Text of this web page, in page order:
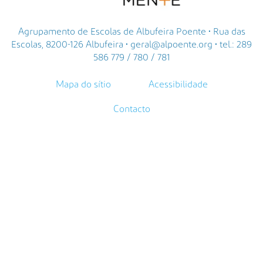
Agrupamento de Escolas de Albufeira Poente • Rua das
Escolas, 8200-126 Albufeira • geral@alpoente.org • tel.: 289
586 779 / 780 / 781
Mapa do sítio Acessibilidade
Contacto